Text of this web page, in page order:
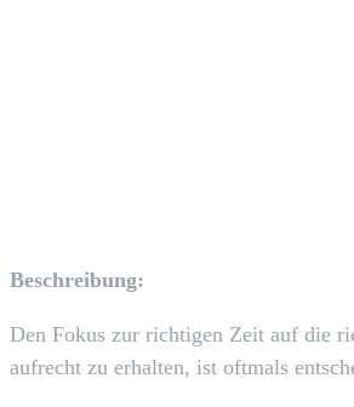
Beschreibung:
Den Fokus zur richtigen Zeit auf die
aufrecht zu erhalten, ist oftmals